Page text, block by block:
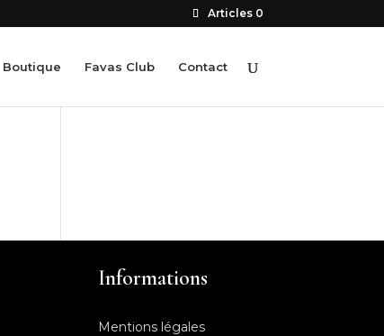
Articles 0
Boutique Favas Club Contact
Informations
Mentions légales